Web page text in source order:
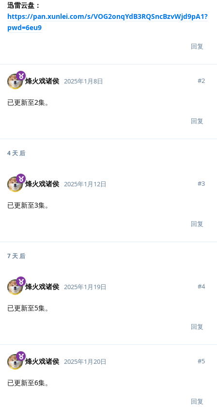
迅雷云盘：
https://pan.xunlei.com/s/VOG2onqYdB3RQSncBzvWjd9pA1?
pwd=6eu9
回复
烽火戏诸侯 2025年1月8日 #2
已更新至2集。
回复
4 天 后
烽火戏诸侯 2025年1月12日 #3
已更新至3集。
回复
7 天 后
烽火戏诸侯 2025年1月19日 #4
已更新至5集。
回复
烽火戏诸侯 2025年1月20日 #5
已更新至6集。
回复